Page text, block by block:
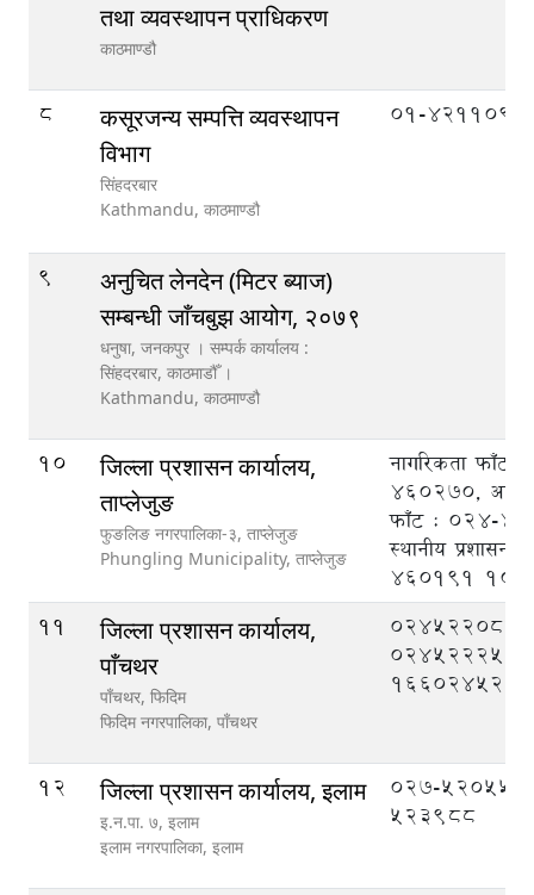
तथा व्यवस्थापन प्राधिकरण
काठमाण्डौ
8
कसूरजन्य सम्पत्ति व्यवस्थापन
विभाग
सिंहदरबार
Kathmandu, काठमाण्डौ
01-4211093
9
अनुचित लेनदेन (मिटर ब्याज)
सम्बन्धी जाँचबुझ आयोग, २०७९
धनुषा, जनकपुर । सम्पर्क कार्यालय :
सिंहदरबार, काठमाडौँ ।
Kathmandu, काठमाण्डौ
10
जिल्ला प्रशासन कार्यालय,
ताप्लेजुङ
फुङलिङ नगरपालिका-३, ताप्लेजुङ
Phungling Municipality, ताप्लेजुङ
नागरिकता फाँट
460270,
फाँट : 024-
स्थानीय
460191 100
11
जिल्ला प्रशासन कार्यालय,
पाँचथर
पाँचथर, फिदिम
फिदिम नगरपालिका, पाँचथर
०२४५२२०८८,
०२४५२२२५०
12 जिल्ला प्रशासन कार्यालय, इलाम
इ‍‍‍‌.न.पा. ७, इलाम
इलाम नगरपालिका, इलाम
027-
523988